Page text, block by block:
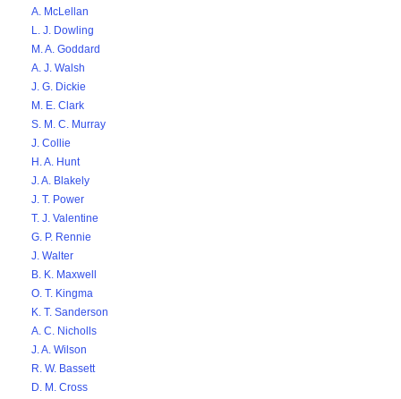
A. McLellan
L. J. Dowling
M. A. Goddard
A. J. Walsh
J. G. Dickie
M. E. Clark
S. M. C. Murray
J. Collie
H. A. Hunt
J. A. Blakely
J. T. Power
T. J. Valentine
G. P. Rennie
J. Walter
B. K. Maxwell
O. T. Kingma
K. T. Sanderson
A. C. Nicholls
J. A. Wilson
R. W. Bassett
D. M. Cross